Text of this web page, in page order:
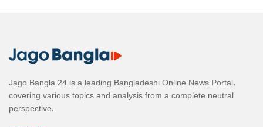
Jago Bangla 24 is a leading Bangladeshi Online News Portal,
covering various topics and analysis from a complete neutral
perspective.